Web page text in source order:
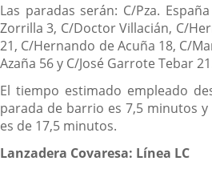
Las paradas serán: C/Pza.
Zorrilla 3, C/Doctor Villacián, C/
21, C/Hernando de Acuña 18, C/
Azaña 56 y C/José Garrote Tebar
El tiempo estimado empleado
parada de barrio es 7,5 minutos
es de 17,5 minutos.
Lanzadera Covaresa: Línea LC